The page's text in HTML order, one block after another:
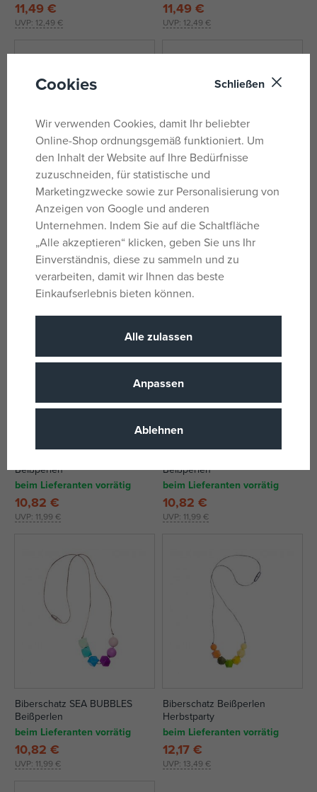
UVP: 12,49 €
11,49 €
UVP: 12,49 €
11,49 €
Biberschatz COLORATI
Beißperlen
beim Lieferanten vorrätig
10,14 €
Biberschatz Beißperlen DOLCE
ROSA
beim Lieferanten vorrätig
10,82 €
Beißperlen
beim Lieferanten vorrätig
UVP: 11,99 €
10,82 €
Beißperlen
beim Lieferanten vorrätig
UVP: 11,99 €
10,82 €
Biberschatz SEA BUBBLES
Beißperlen
beim Lieferanten vorrätig
UVP: 11,99 €
10,82 €
Biberschatz Beißperlen
Herbstparty
beim Lieferanten vorrätig
UVP: 13,49 €
12,17 €
Cookies Schließen
Wir verwenden Cookies, damit Ihr beliebter
Online-Shop ordnungsgemäß funktioniert. Um
den Inhalt der Website auf Ihre Bedürfnisse
zuzuschneiden, für statistische und
Marketingzwecke sowie zur Personalisierung von
Anzeigen von Google und anderen
Unternehmen. Indem Sie auf die Schaltfläche
„Alle akzeptieren“ klicken, geben Sie uns Ihr
Einverständnis, diese zu sammeln und zu
verarbeiten, damit wir Ihnen das beste
Einkaufserlebnis bieten können.
Alle zulassen
Anpassen
Ablehnen